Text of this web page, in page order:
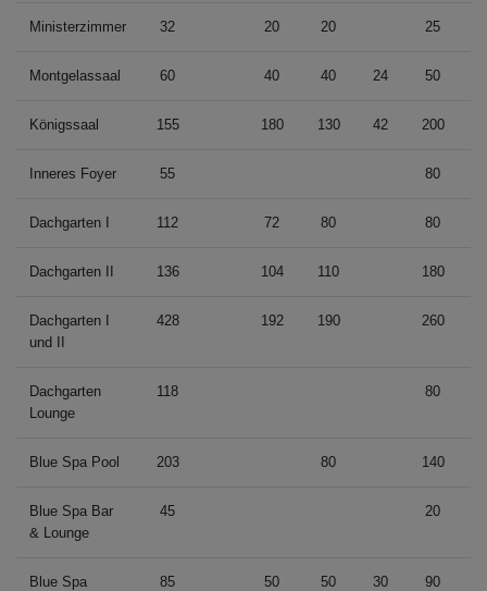
Ministerzimmer 32 20 20 25
Montgelassaal 60 40 40 24 50
Königssaal 155 180 130 42 200
Inneres Foyer 55 80
Dachgarten I 112 72 80 80
Dachgarten II 136 104 110 180
Dachgarten I
und II
428 192 190 260
Dachgarten
Lounge
118 80
Blue Spa Pool 203 80 140
Blue Spa Bar
& Lounge
45 20
Blue Spa
85 50 50 30 90